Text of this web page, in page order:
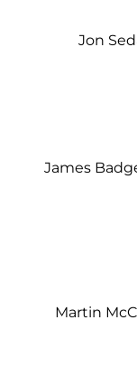
Jon
James
Martin